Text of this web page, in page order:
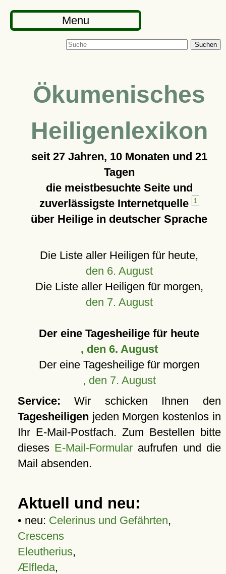
Menu
Suchen
Ökumenisches
Heiligenlexikon
seit 27 Jahren, 10 Monaten und 21
Tagen
die meistbesuchte Seite und
zuverlässigste Internetquelle
1
über Heilige in deutscher Sprache
Die Liste aller Heiligen für heute,
den 6. August
Die Liste aller Heiligen für morgen,
den 7. August
Der eine Tagesheilige für heute
, den 6. August
Der eine Tagesheilige für morgen
, den 7. August
Service: Wir schicken Ihnen den
Tagesheiligen jeden Morgen kostenlos in
Ihr E-Mail-Postfach. Zum Bestellen bitte
dieses E-Mail-Formular aufrufen und die
Mail absenden.
Aktuell und neu:
• neu: Celerinus und Gefährten,
Crescens
Eleutherius,
Ælfleda,